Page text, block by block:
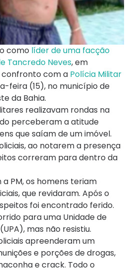
como líder de uma facção
Tancredo Neves, em
confronto com a Polícia Militar
feira (15), no município de
da Bahia.
realizavam rondas na
perceberam a atitude
que saíam de um imóvel.
ao notarem a presença
correram para dentro da
PM, os homens teriam
que revidaram. Após o
foi encontrado ferido.
para uma Unidade de
mas não resistiu.
apreenderam um
e porções de drogas,
e crack. Todo o